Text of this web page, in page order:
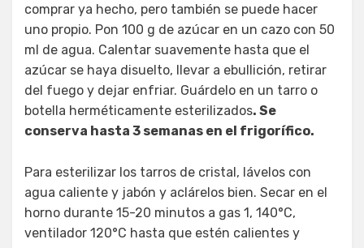
comprar ya hecho, pero también se puede hacer
uno propio. Pon 100 g de azúcar en un cazo con 50
ml de agua. Calentar suavemente hasta que el
azúcar se haya disuelto, llevar a ebullición, retirar
del fuego y dejar enfriar. Guárdelo en un tarro o
botella herméticamente esterilizados. Se
conserva hasta 3 semanas en el frigorífico.
Para esterilizar los tarros de cristal, lávelos con
agua caliente y jabón y aclárelos bien. Secar en el
horno durante 15-20 minutos a gas 1, 140°C,
ventilador 120°C hasta que estén calientes y